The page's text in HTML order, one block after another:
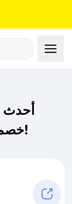
أحدث
خصم حصري لـ محمصة كروب لاب الآن!